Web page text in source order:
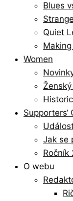
Blues
Quiet
Women
Supporters‘
Jak se
Ročník
O webu